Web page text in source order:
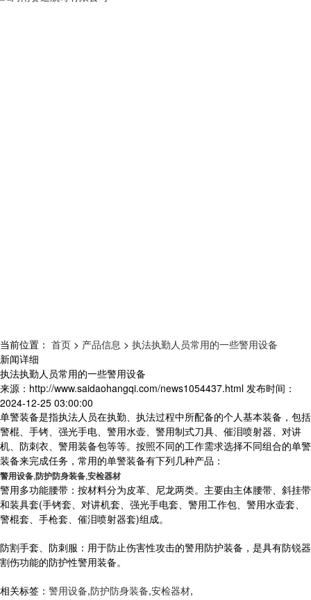
当前位置： 首页 > 产品信息 > 执法执勤人员常用的一些警用设备
新闻详细
执法执勤人员常用的一些警用设备
来源： http://www.saidaohangqi.com/news1054437.html 发布时间：
2024-12-25 03:00:00
单警装备是指执法人员在执勤、执法过程中所配备的个人基本装备，包括
警棍、手铐、强光手电、警用水壶、警用制式刀具、催泪喷射器、对讲
机、防刺衣、警用装备包等等。按照不同的工作需求选择不同组合的单警
装备来完成任务，常用的单警装备有下列几种产品：
警用设备,防护防身装备,安检器材
警用多功能腰带：按材料分为皮革、尼龙两类。主要由主体腰带、斜挂带
和装具套(手铐套、对讲机套、强光手电套、警用工作包、警用水壶套、
警棍套、手枪套、催泪喷射器套)组成。
防割手套、防刺服：用于防止伤害性攻击的警用防护装备，是具有防锐器
割伤功能的防护性警用装备。
相关标签： 警用设备,防护防身装备,安检器材,